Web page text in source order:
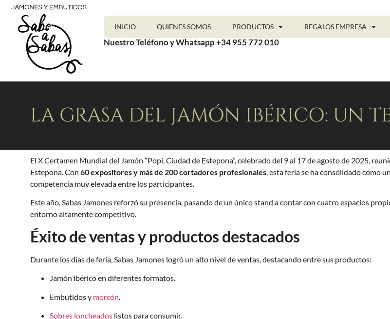
INICIO QUIENES SOMOS PRODUCTOS REGALOS EMPRESA
Nuestro Teléfono y Whatsapp +34 955 772 010
LA GRASA DEL JAMÓN IBÉRICO: UN
El X Certamen Mundial del Jamón “Popi, Ciudad de Estepona”, celebrado del 9 al 17 de agosto de 2025,
Estepona. Con 60 expositores y más de 200 cortadores profesionales, esta feria se ha consolidado como
competencia muy elevada entre los participantes.
Este año, Sabas Jamones reforzó su presencia, pasando de un único stand a contar con cuatro espacios
entorno altamente competitivo.
Éxito de ventas y productos destacados
Durante los días de feria, Sabas Jamones logró un alto nivel de ventas, destacando entre sus productos:
Jamón ibérico en diferentes formatos.
Embutidos y morcón
Sobres loncheados listos para consumir.